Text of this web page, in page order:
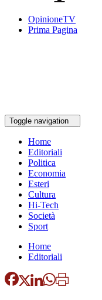
OpinioneTV
Prima Pagina
Toggle navigation
Home
Editoriali
Politica
Economia
Esteri
Cultura
Hi-Tech
Società
Sport
Home
Editoriali